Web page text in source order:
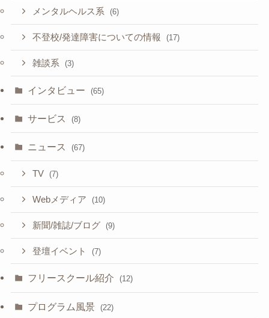
メンタルヘルス系 (6)
不登校/発達障害についての情報 (17)
雑談系 (3)
インタビュー (65)
サービス (8)
ニュース (67)
TV (7)
Webメディア (10)
新聞/雑誌/ブログ (9)
登壇イベント (7)
フリースクール紹介 (12)
プログラム風景 (22)